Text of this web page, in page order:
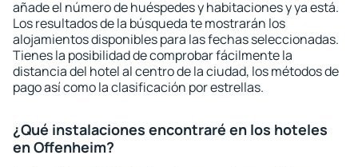
añade el número de huéspedes y habitaciones y ya está.
Los resultados de la búsqueda te mostrarán los
alojamientos disponibles para las fechas seleccionadas.
Tienes la posibilidad de comprobar fácilmente la
distancia del hotel al centro de la ciudad, los métodos de
pago así como la clasificación por estrellas.
¿Qué instalaciones encontraré en los hoteles
en Offenheim?